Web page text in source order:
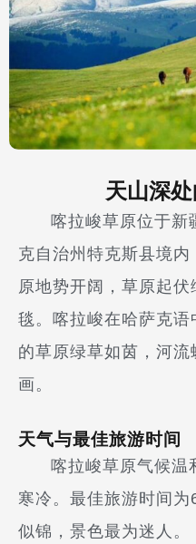
天山深
喀拉峻草原位于新
克自治州特克斯县境
原地势开阔，草原起
毯。喀拉峻在哈萨克语
的草原绿草如茵，河
画。
天气与最佳旅游时间
喀拉峻草原气候温
寒冷。最佳旅游时间
似锦，景色最为迷人。